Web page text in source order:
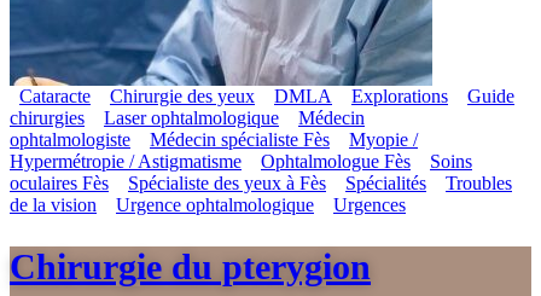
Cataracte Chirurgie des yeux DMLA Explorations
Guide
chirurgies
Laser ophtalmologique
Médecin
ophtalmologiste
Médecin spécialiste Fès
Myopie /
Hypermétropie / Astigmatisme
Ophtalmologue Fès
Soins
oculaires Fès
Spécialiste des yeux à Fès Spécialités
Troubles
de la vision
Urgence ophtalmologique Urgences
Chirurgie du pterygion